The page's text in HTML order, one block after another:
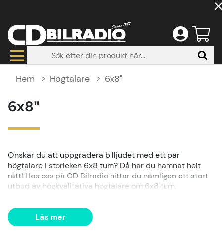
Hem Högtalare 6x8"
6x8"
Önskar du att uppgradera billjudet med ett par
högtalare i storleken 6x8 tum? Då har du hamnat helt
rätt! Hos oss på CD Bilradio hittar du nämligen ett stort
utbud av högkvalitativa högtalare om 6x8 tum.
Bland vårt sortiment hittar du gott om högtalare som
förhöjer såväl musikupplevelsen som ljudet i din bil. Då vi
endast arbetar med högkvalitativa produkter